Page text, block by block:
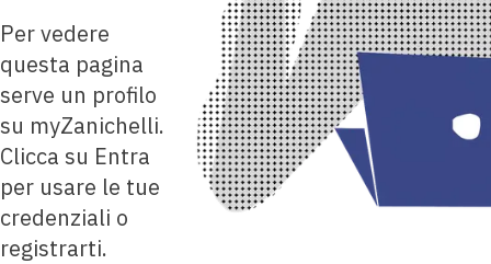
Per vedere
questa pagina
serve un profilo
su myZanichelli.
Clicca su Entra
per usare le tue
credenziali o
registrarti.